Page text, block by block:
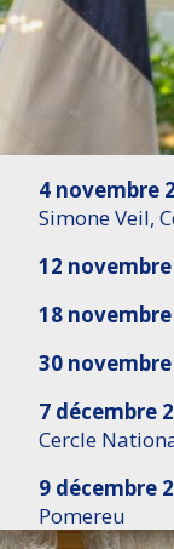
4 novembre
Simone Veil,
12
18
30
7 décembre
Cercle
9 décembre
Pomereu